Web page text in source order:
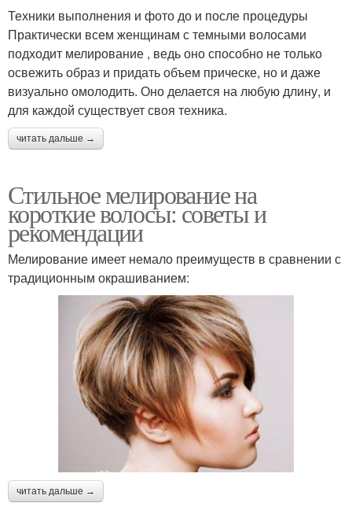
Техники выполнения и фото до и после процедуры
Практически всем женщинам с темными волосами
подходит мелирование , ведь оно способно не только
освежить образ и придать объем прическе, но и даже
визуально омолодить. Оно делается на любую длину, и
для каждой существует своя техника.
читать дальше →
Стильное мелирование на
короткие волосы: советы и
рекомендации
Мелирование имеет немало преимуществ в сравнении с
традиционным окрашиванием:
читать дальше →